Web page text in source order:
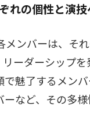
れの個性と演
メンバーは、そ
ーダーシップ
で魅了するメン
など、その多